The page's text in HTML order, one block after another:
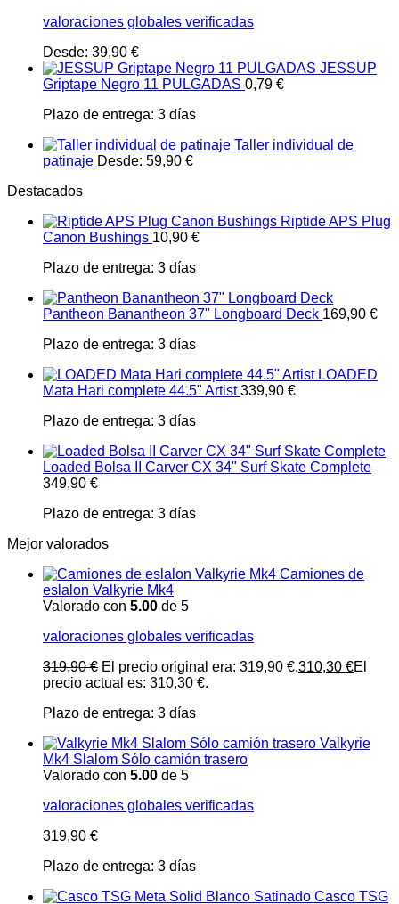
valoraciones globales verificadas
Desde: 39,90 €
JESSUP
Griptape Negro 11 PULGADAS 0,79 €
Plazo de entrega: 3 días
Taller individual de
patinaje Desde: 59,90 €
Destacados
Riptide APS Plug
Canon Bushings 10,90 €
Plazo de entrega: 3 días
Pantheon Banantheon 37" Longboard Deck 169,90 €
Plazo de entrega: 3 días
LOADED
Mata Hari complete 44.5" Artist 339,90 €
Plazo de entrega: 3 días
Loaded Bolsa II Carver CX 34" Surf Skate Complete
349,90 €
Plazo de entrega: 3 días
Mejor valorados
Camiones de
eslalon Valkyrie Mk4
Valorado con 5.00 de 5
valoraciones globales verificadas
319,90€ El precio original era: 319,90 €.310,30 €El
precio actual es: 310,30 €.
Plazo de entrega: 3 días
Valkyrie
Mk4 Slalom Sólo camión trasero
Valorado con 5.00 de 5
valoraciones globales verificadas
319,90 €
Plazo de entrega: 3 días
Casco TSG